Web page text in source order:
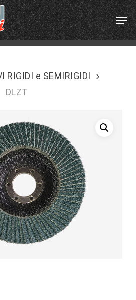
RIGIDI e SEMIRIGIDI
DLZT
Menu